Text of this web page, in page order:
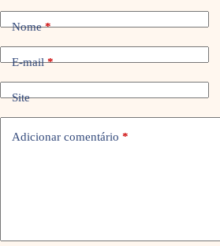
Nome*
E-mail*
Site
Adicionar comentário *